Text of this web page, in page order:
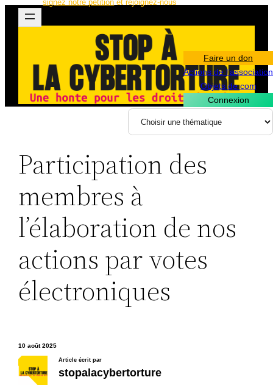
Aller
Faire un don
Actions de l’association
Objets de com
Connexion
signez notre pétition et rejoignez-nous
Participation des
membres à
l’élaboration de nos
actions par votes
électroniques
10 août 2025
Article écrit par
stopalacybertorture